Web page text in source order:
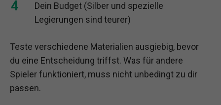
Dein Budget (Silber und spezielle
Legierungen sind teurer)
Teste verschiedene Materialien ausgiebig, bevor
du eine Entscheidung triffst. Was für andere
Spieler funktioniert, muss nicht unbedingt zu dir
passen.